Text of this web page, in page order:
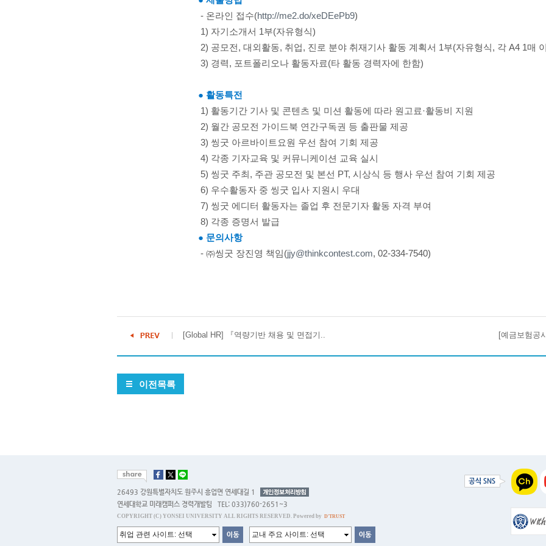
- 온라인 접수(http://me2.do/xeDEePb9)
1) 자기소개서 1부(자유형식)
2) 공모전, 대외활동, 취업, 진로 분야 취재기사 활동 계획서 1부(자유형식, 각 A4 1매
3) 경력, 포트폴리오나 활동자료(타 활동 경력자에 한함)
● 활동특전
1) 활동기간 기사 및 콘텐츠 및 미션 활동에 따라 원고료·활동비 지원
2) 월간 공모전 가이드북 연간구독권 등 출판물 제공
3) 씽굿 아르바이트요원 우선 참여 기회 제공
4) 각종 기자교육 및 커뮤니케이션 교육 실시
5) 씽굿 주최, 주관 공모전 및 본선 PT, 시상식 등 행사 우선 참여 기회 제공
6) 우수활동자 중 씽굿 입사 지원시 우대
7) 씽굿 에디터 활동자는 졸업 후 전문기자 활동 자격 부여
8) 각종 증명서 발급
● 문의사항
- ㈜씽굿 장진영 책임(jjy@thinkcontest.com, 02-334-7540)
[Global HR] 『역량기반 채용 및 면접기.. [예금보험공
이전목록
26493 강원특별자치도 원주시 흥업면 연세대길 1
연세대학교 미래캠퍼스 경력개발팀 TEL: 033)760-2651~3
COPYRIGHT (C) YONSEI UNIVERSITY ALL RIGHTS RESERVED. Powered by D'TRUST